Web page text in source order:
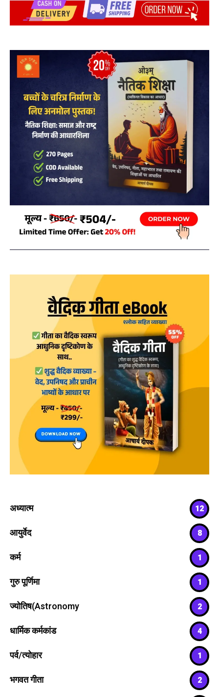
अध्यात्म 12
आयुर्वेद 8
कर्म 1
गुरु पूर्णिमा 1
ज्योतिष(Astronomy 2
धार्मिक कर्मकांड 4
पर्व/त्योहार 1
भगवत गीता 2